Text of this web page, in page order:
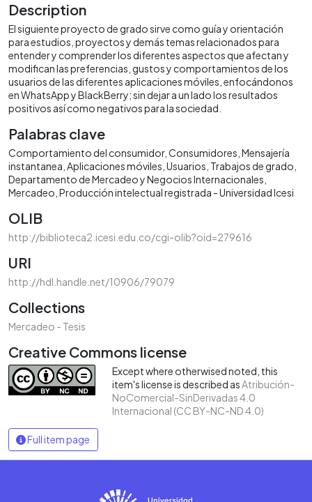
Description
El siguiente proyecto de grado sirve como guía y orientación
para estudios, proyectos y demás temas relacionados para
entender y comprender los diferentes aspectos que afectan y
modifican las preferencias, gustos y comportamientos de los
usuarios de las diferentes aplicaciones móviles, enfocándonos
en WhatsApp y BlackBerry; sin dejar a un lado los resultados
positivos así como negativos para la sociedad.
Palabras clave
Comportamiento del consumidor Consumidores Mensajería
instantanea Aplicaciones móviles Usuarios Trabajos de grado
Departamento de Mercadeo y Negocios Internacionales
Mercadeo Producción intelectual registrada - Universidad Icesi
OLIB
http://biblioteca2.icesi.edu.co/cgi-olib?oid=279616
URI
http://hdl.handle.net/10906/79079
Collections
Mercadeo - Tesis
Creative Commons license
Except where otherwised noted, this
item's license is described asAtribución-
NoComercial-SinDerivadas 4.0
Internacional (CC BY-NC-ND 4.0)
Full item page